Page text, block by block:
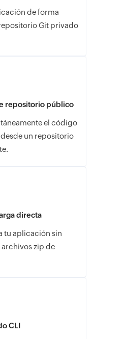
de forma
Git privado
repositorio público
el código
un repositorio
directa
tu aplicación sin
zip de
CLI